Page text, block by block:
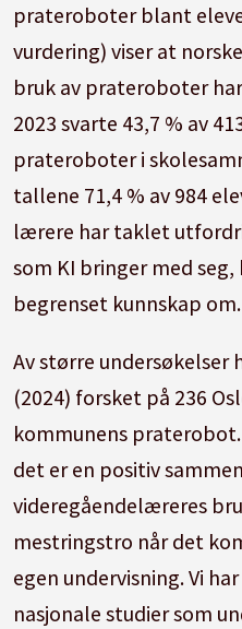
prateroboter blant
vurdering) viser at
bruk av prateroboter
2023 svarte 43,7 % av
prateroboter i
tallene 71,4 % av 984
lærere har taklet
som KI bringer med
begrenset kunnskap om.
Av større undersøkelser
(2024) forsket på 236
kommunens
det er en positiv
videregåendelæreres
mestringstro når det
egen undervisning. Vi
nasjonale studier som